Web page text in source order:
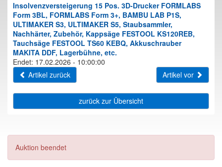
Insolvenzversteigerung 15 Pos. 3D-Drucker FORMLABS
Form 3BL, FORMLABS Form 3+, BAMBU LAB P1S,
ULTIMAKER S3, ULTIMAKER S5, Staubsammler,
Nachhärter, Zubehör, Kappsäge FESTOOL KS120REB,
Tauchsäge FESTOOL TS60 KEBQ, Akkuschrauber
MAKITA DDF, Lagerbühne, etc.
Endet: 17.02.2026 - 10:00:00
Artikel zurück
Artikel vor
zurück zur Übersicht
Auktion beendet